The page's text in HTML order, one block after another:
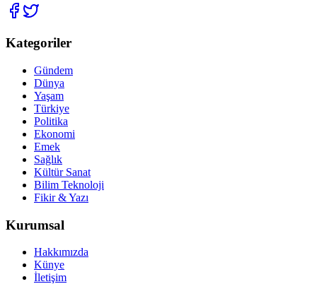
Kategoriler
Gündem
Dünya
Yaşam
Türkiye
Politika
Ekonomi
Emek
Sağlık
Kültür Sanat
Bilim Teknoloji
Fikir & Yazı
Kurumsal
Hakkımızda
Künye
İletişim